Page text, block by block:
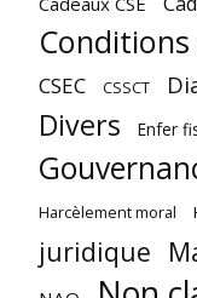
CSEC CSSCT
Divers Enfer
Harcèlement moral
juridique